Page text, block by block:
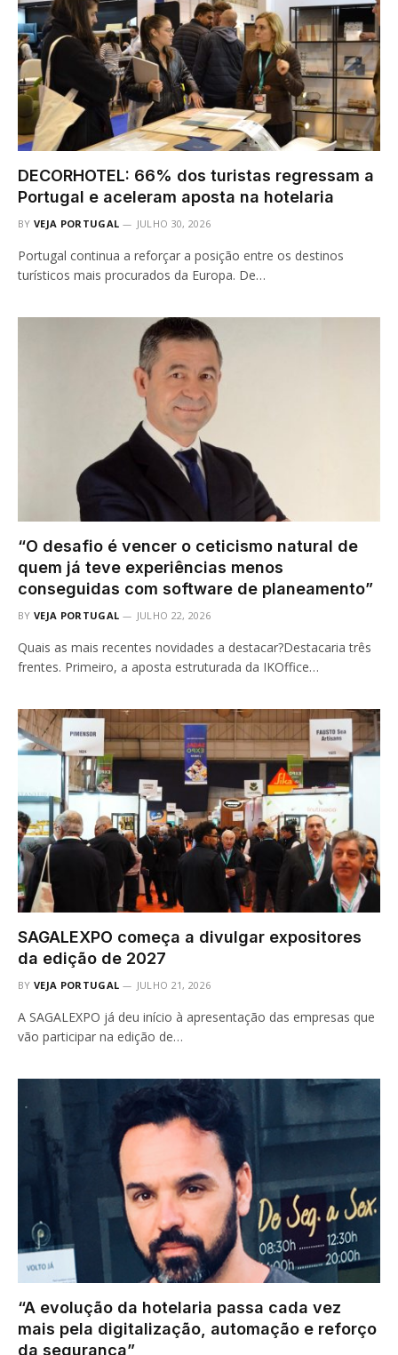
DECORHOTEL: 66% dos turistas regressam a
Portugal e aceleram aposta na hotelaria
BY VEJA PORTUGAL JULHO 30, 2026
Portugal continua a reforçar a posição entre os destinos
turísticos mais procurados da Europa. De…
“O desafio é vencer o ceticismo natural de
quem já teve experiências menos
conseguidas com software de planeamento”
BY VEJA PORTUGAL JULHO 22, 2026
Quais as mais recentes novidades a destacar?Destacaria três
frentes. Primeiro, a aposta estruturada da IKOffice…
SAGALEXPO começa a divulgar expositores
da edição de 2027
BY VEJA PORTUGAL JULHO 21, 2026
A SAGALEXPO já deu início à apresentação das empresas que
vão participar na edição de…
“A evolução da hotelaria passa cada vez
mais pela digitalização, automação e reforço
da segurança”